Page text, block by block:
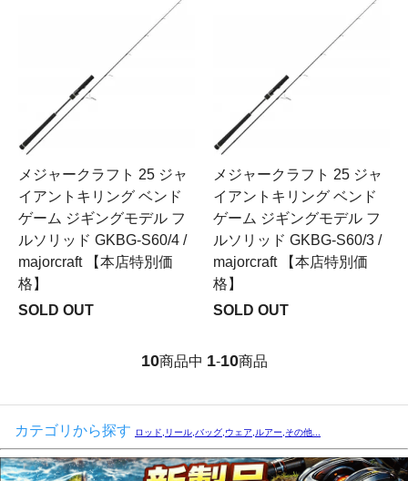
メジャークラフト 25 ジャ
イアントキリング ベンド
ゲーム ジギングモデル フ
ルソリッド GKBG-S60/4 /
majorcraft 【本店特別価
格】
SOLD OUT
メジャークラフト 25 ジャ
イアントキリング ベンド
ゲーム ジギングモデル フ
ルソリッド GKBG-S60/3 /
majorcraft 【本店特別価
格】
SOLD OUT
10商品中 1-10商品
カテゴリから探す ロッド,リール,バッグ,ウェア,ルアー,その他...